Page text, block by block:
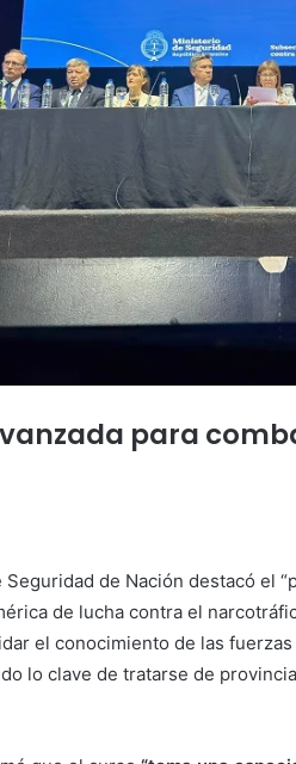
para
de Nación destacó el
de lucha contra el
el conocimiento de las
lo clave de tratarse de